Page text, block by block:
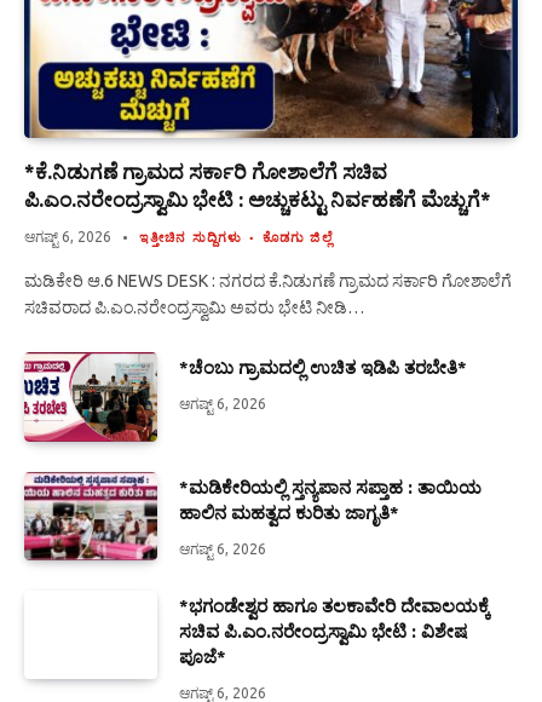
*ಕೆ.ನಿಡುಗಣೆ ಗ್ರಾಮದ ಸರ್ಕಾರಿ ಗೋಶಾಲೆಗೆ ಸಚಿವ
ಪಿ.ಎಂ.ನರೇಂದ್ರಸ್ವಾಮಿ ಭೇಟಿ : ಅಚ್ಚುಕಟ್ಟು ನಿರ್ವಹಣೆಗೆ ಮೆಚ್ಚುಗೆ*
ಆಗಷ್ಟ್ 6, 2026 ಇತ್ತೀಚಿನ ಸುದ್ದಿಗಳು ಕೊಡಗು ಜಿಲ್ಲೆ
ಮಡಿಕೇರಿ ಆ.6 NEWS DESK : ನಗರದ ಕೆ.ನಿಡುಗಣೆ ಗ್ರಾಮದ ಸರ್ಕಾರಿ ಗೋಶಾಲೆಗೆ
ಸಚಿವರಾದ ಪಿ.ಎಂ.ನರೇಂದ್ರಸ್ವಾಮಿ ಅವರು ಭೇಟಿ ನೀಡಿ…
*ಚೆಂಬು ಗ್ರಾಮದಲ್ಲಿ ಉಚಿತ ಇಡಿಪಿ ತರಬೇತಿ*
ಆಗಷ್ಟ್ 6, 2026
*ಮಡಿಕೇರಿಯಲ್ಲಿ ಸ್ತನ್ಯಪಾನ ಸಪ್ತಾಹ : ತಾಯಿಯ
ಹಾಲಿನ ಮಹತ್ವದ ಕುರಿತು ಜಾಗೃತಿ*
ಆಗಷ್ಟ್ 6, 2026
*ಭಗಂಡೇಶ್ವರ ಹಾಗೂ ತಲಕಾವೇರಿ ದೇವಾಲಯಕ್ಕೆ
ಸಚಿವ ಪಿ.ಎಂ.ನರೇಂದ್ರಸ್ವಾಮಿ ಭೇಟಿ : ವಿಶೇಷ
ಪೂಜೆ*
ಆಗಷ್ಟ್ 6, 2026